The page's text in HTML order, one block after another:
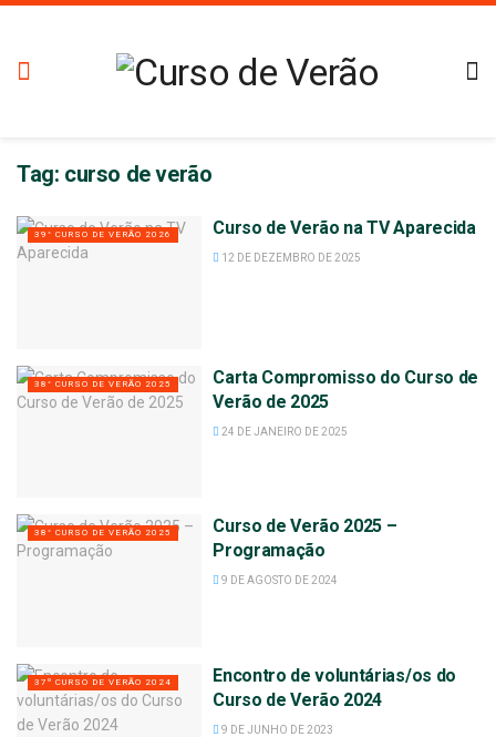
Tag: curso de verão
39° CURSO DE VERÃO 2026 Curso de Verão na TV Aparecida
12 DE DEZEMBRO DE 2025
38° CURSO DE VERÃO 2025
Carta Compromisso do Curso de
Verão de 2025
24 DE JANEIRO DE 2025
38° CURSO DE VERÃO 2025
Curso de Verão 2025 –
Programação
9 DE AGOSTO DE 2024
37º CURSO DE VERÃO 2024
Encontro de voluntárias/os do
Curso de Verão 2024
9 DE JUNHO DE 2023